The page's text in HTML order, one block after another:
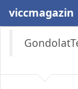
viccmagazin